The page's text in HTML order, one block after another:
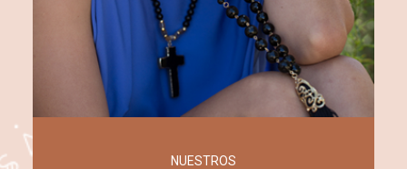
NUESTROS